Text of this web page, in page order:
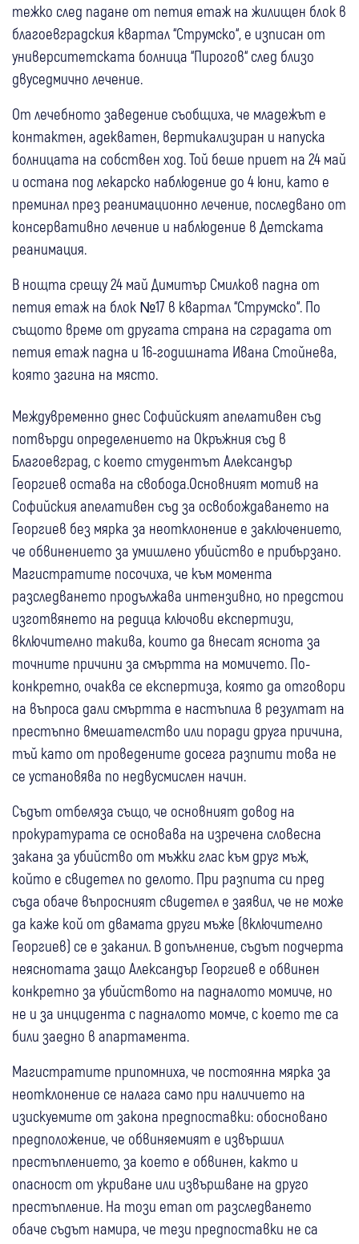
тежко след падане от петия етаж на жилищен блок в
благоевградския квартал “Струмско“, е изписан от
университетската болница “Пирогов“ след близо
двуседмично лечение.
От лечебното заведение съобщиха, че младежът е
контактен, адекватен, вертикализиран и напуска
болницата на собствен ход. Той беше приет на 24 май
и остана под лекарско наблюдение до 4 юни, като е
преминал през реанимационно лечение, последвано от
консервативно лечение и наблюдение в Детската
реанимация.
В нощта срещу 24 май Димитър Смилков падна от
петия етаж на блок №17 в квартал “Струмско“. По
същото време от другата страна на сградата от
петия етаж падна и 16-годишната Ивана Стойнева,
която загина на място.
Междувременно днес Софийският апелативен съд
потвърди определението на Окръжния съд в
Благоевград, с което студентът Александър
Георгиев остава на свобода.Основният мотив на
Софийския апелативен съд за освобождаването на
Георгиев без мярка за неотклонение е заключението,
че обвинението за умишлено убийство е прибързано.
Магистратите посочиха, че към момента
разследването продължава интензивно, но предстои
изготвянето на редица ключови експертизи,
включително такива, които да внесат яснота за
точните причини за смъртта на момичето. По-
конкретно, очаква се експертиза, която да отговори
на въпроса дали смъртта е настъпила в резултат на
престъпно вмешателство или поради друга причина,
тъй като от проведените досега разпити това не
се установява по недвусмислен начин.
Съдът отбеляза също, че основният довод на
прокуратурата се основава на изречена словесна
закана за убийство от мъжки глас към друг мъж,
който е свидетел по делото. При разпита си пред
съда обаче въпросният свидетел е заявил, че не може
да каже кой от двамата други мъже (включително
Георгиев) се е заканил. В допълнение, съдът подчерта
неяснотата защо Александър Георгиев е обвинен
конкретно за убийството на падналото момиче, но
не и за инцидента с падналото момче, с което те са
били заедно в апартамента.
Магистратите припомниха, че постоянна мярка за
неотклонение се налага само при наличието на
изискуемите от закона предпоставки: обосновано
предположение, че обвиняемият е извършил
престъплението, за което е обвинен, както и
опасност от укриване или извършване на друго
престъпление. На този етап от разследването
обаче съдът намира, че тези предпоставки не са